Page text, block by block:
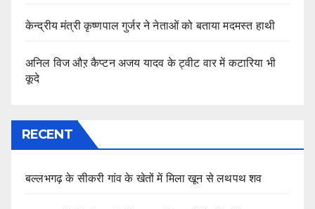
केन्द्रीय मंत्री कृष्णपाल गुर्जर ने नेताओं को बताया मदमस्त हाथी
अनिल विज औऱ कैप्टन अजय यादव के ट्वीट वार में कटारिया भी
कूदे
RECENT
बल्लभगढ़ के सीकरी गांव के खेतों में मिला खून से लथपथ शव